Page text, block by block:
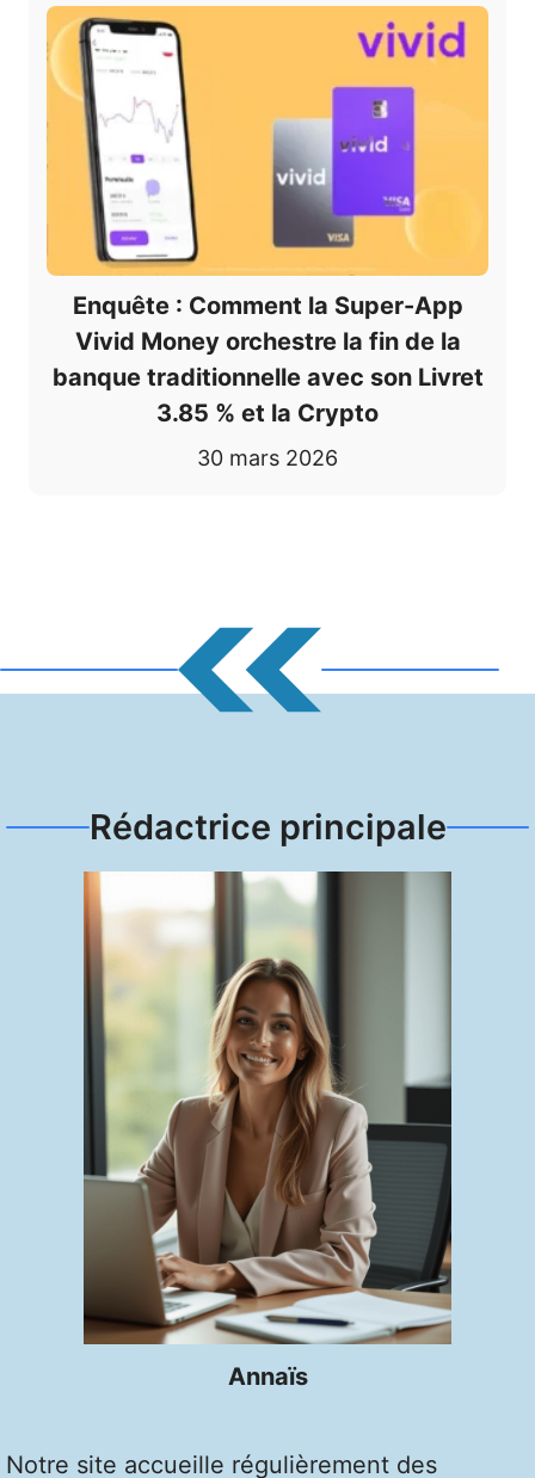
Enquête : Comment la Super-App
Vivid Money orchestre la fin de la
banque traditionnelle avec son Livret
3.85 % et la Crypto
30 mars 2026
Rédactrice principale
Annaïs
Notre site accueille régulièrement des